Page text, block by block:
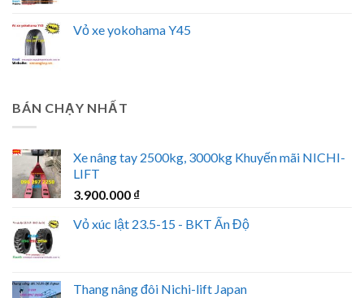
Vỏ xe yokohama Y45
BÁN CHẠY NHẤT
Xe nâng tay 2500kg, 3000kg Khuyến mãi NICHI-
LIFT
3.900.000 ₫
Vỏ xúc lật 23.5-15 - BKT Ấn Độ
Thang nâng đôi Nichi-lift Japan